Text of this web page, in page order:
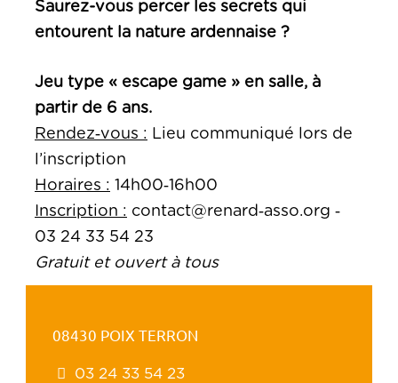
Saurez-vous percer les secrets qui
entourent la nature ardennaise ?
Jeu type « escape game » en salle, à
partir de 6 ans.
Rendez‑vous : Lieu communiqué lors de
l’inscription
Horaires : 14h00‑16h00
Inscription : contact@renard‑asso.org ‑
03 24 33 54 23
Gratuit et ouvert à tous
08430 POIX TERRON
03 24 33 54 23